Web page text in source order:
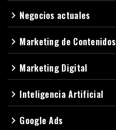
navigate_next Negocios actuales
navigate_next Marketing de Contenidos
navigate_next Marketing Digital
navigate_next Inteligencia Artificial
navigate_next Google Ads